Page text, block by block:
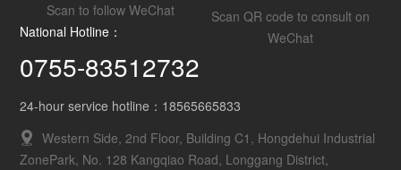
Scan to follow WeChat
Scan QR code to consult on
WeChat
National Hotline：
0755-83512732
24-hour service hotline：18565665833
Western Side, 2nd Floor, Building C1, Hongdehui Industrial
ZonePark, No. 128 Kangqiao Road, Longgang District,